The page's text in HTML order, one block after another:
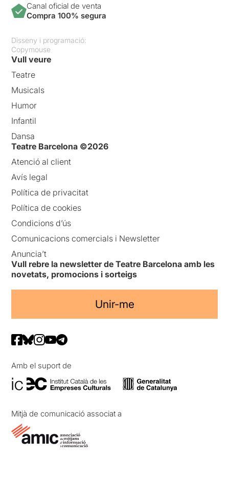
Canal oficial de venta
Compra 100% segura
Disseny i programació:
Copymouse
Vull veure
Teatre
Musicals
Humor
Infantil
Dansa
Teatre Barcelona ©2026
Atenció al client
Avís legal
Política de privacitat
Política de cookies
Condicions d’ús
Comunicacions comercials i Newsletter
Anuncia’t
Vull rebre la newsletter de Teatre Barcelona amb les
novetats, promocions i sorteigs
Unir-me
Amb el suport de
Mitjà de comunicació associat a